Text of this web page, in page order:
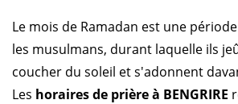
Le mois de Ramadan est une
les musulmans, durant laquelle ils
coucher du soleil et s'adonnent
Les horaires de prière à BENGRIRE